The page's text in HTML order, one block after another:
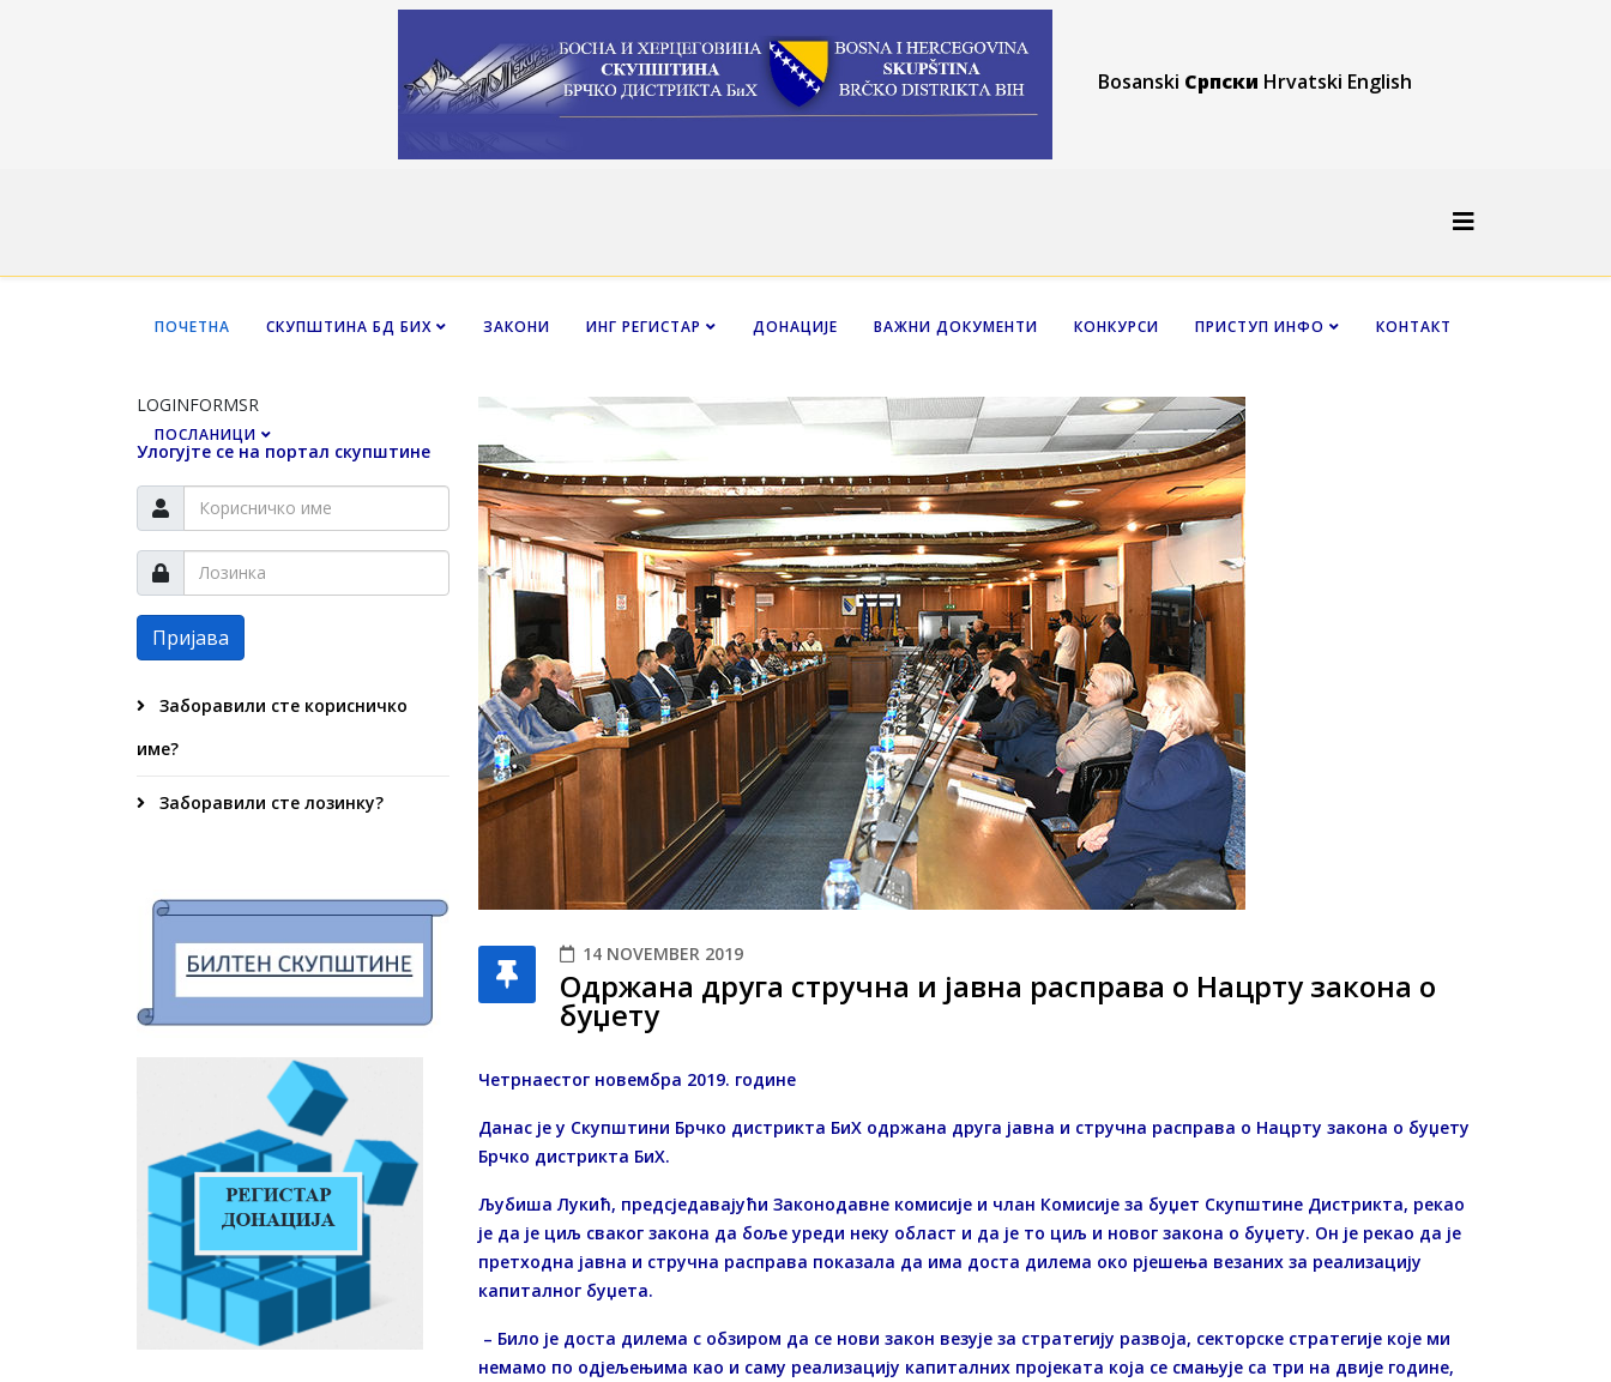
Bosanski Српски Hrvatski English
ПОЧЕТНА СКУПШТИНА БД БИХ ЗАКОНИ ИНГ РЕГИСТАР ДОНАЦИЈЕ ВАЖНИ ДОКУМЕНТИ КОНКУРСИ ПРИСТУП ИНФО КОНТАКТ
ПОСЛАНИЦИ
LOGINFORMSR
Улогујте се на портал скупштине
Пријава
Заборавили сте корисничко
име?
Заборавили сте лозинку?
14 NOVEMBER 2019
Одржана друга стручна и јавна расправа о Нацрту закона о
буџету
Четрнаестог новембра 2019. године
Данас је у Скупштини Брчко дистрикта БиХ одржана друга јавна и стручна расправа о Нацрту закона о буџету
Брчко дистрикта БиХ.
Љубиша Лукић, предсједавајући Законодавне комисије и члан Комисије за буџет Скупштине Дистрикта, рекао
је да је циљ сваког закона да боље уреди неку област и да је то циљ и новог закона о буџету. Он је рекао да је
претходна јавна и стручна расправа показала да има доста дилема око рјешења везаних за реализацију
капиталног буџета.
– Било је доста дилема с обзиром да се нови закон везује за стратегију развоја, секторске стратегије које ми
немамо по одјељењима као и саму реализацију капиталних пројеката која се смањује са три на двије године,